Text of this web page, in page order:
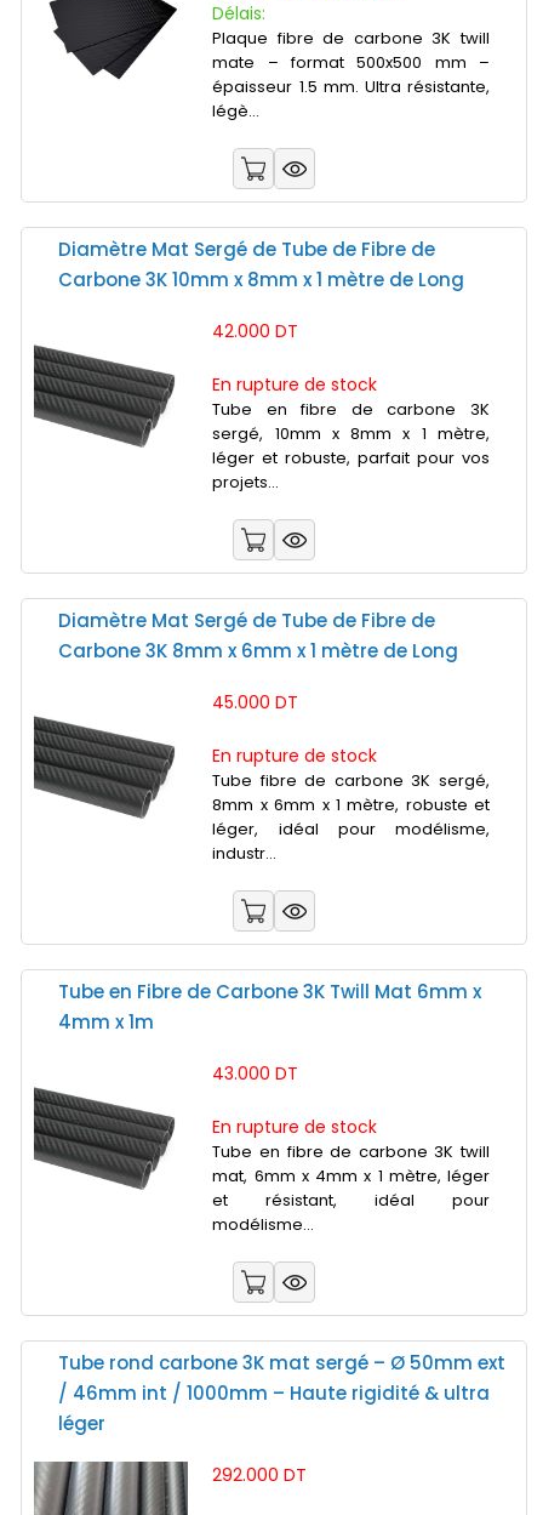
Délais:
Plaque fibre de carbone 3K twill
mate – format 500x500 mm –
épaisseur 1.5 mm. Ultra résistante,
légè...
Diamètre Mat Sergé de Tube de Fibre de
Carbone 3K 10mm x 8mm x 1 mètre de Long
42.000 DT
En rupture de stock
Tube en fibre de carbone 3K
sergé, 10mm x 8mm x 1 mètre,
léger et robuste, parfait pour vos
projets...
Diamètre Mat Sergé de Tube de Fibre de
Carbone 3K 8mm x 6mm x 1 mètre de Long
45.000 DT
En rupture de stock
Tube fibre de carbone 3K sergé,
8mm x 6mm x 1 mètre, robuste et
léger, idéal pour modélisme,
industr...
Tube en Fibre de Carbone 3K Twill Mat 6mm x
4mm x 1m
43.000 DT
En rupture de stock
Tube en fibre de carbone 3K twill
mat, 6mm x 4mm x 1 mètre, léger
et résistant, idéal pour
modélisme...
Tube rond carbone 3K mat sergé – Ø 50mm ext
/ 46mm int / 1000mm – Haute rigidité & ultra
léger
292.000 DT